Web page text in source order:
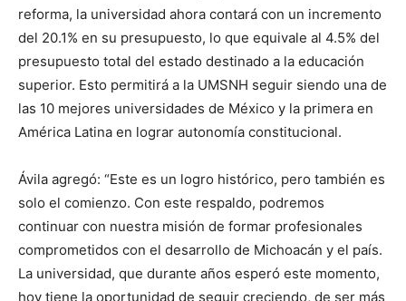
reforma, la universidad ahora contará con un incremento
del 20.1% en su presupuesto, lo que equivale al 4.5% del
presupuesto total del estado destinado a la educación
superior. Esto permitirá a la UMSNH seguir siendo una de
las 10 mejores universidades de México y la primera en
América Latina en lograr autonomía constitucional.
Ávila agregó: “Este es un logro histórico, pero también es
solo el comienzo. Con este respaldo, podremos
continuar con nuestra misión de formar profesionales
comprometidos con el desarrollo de Michoacán y el país.
La universidad, que durante años esperó este momento,
hoy tiene la oportunidad de seguir creciendo, de ser más